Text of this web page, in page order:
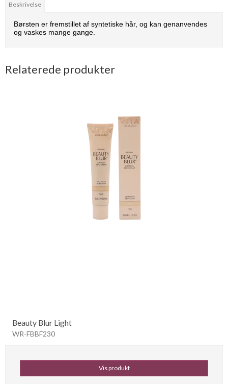
Beskrivelse
Børsten er fremstillet af syntetiske hår, og kan genanvendes
og vaskes mange gange.
Relaterede produkter
Beauty Blur Light
WR-FBBF230
Vis produkt